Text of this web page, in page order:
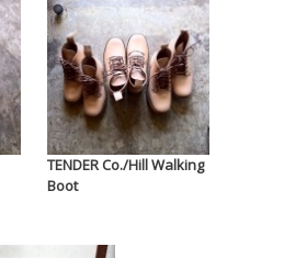
TENDER Co./Hill Walking
Boot